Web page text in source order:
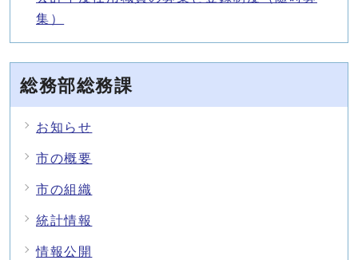
集）
総務部総務課
お知らせ
市の概要
市の組織
統計情報
情報公開